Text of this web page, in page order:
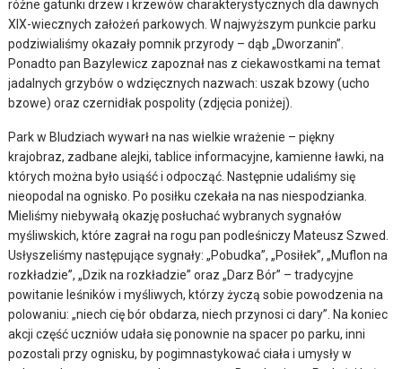
różne gatunki drzew i krzewów charakterystycznych dla dawnych
XIX-wiecznych założeń parkowych. W najwyższym punkcie parku
podziwialiśmy okazały pomnik przyrody – dąb „Dworzanin”.
Ponadto pan Bazylewicz zapoznał nas z ciekawostkami na temat
jadalnych grzybów o wdzięcznych nazwach: uszak bzowy (ucho
bzowe) oraz czernidłak pospolity (zdjęcia poniżej).
Park w Bludziach wywarł na nas wielkie wrażenie – piękny
krajobraz, zadbane alejki, tablice informacyjne, kamienne ławki, na
których można było usiąść i odpocząć. Następnie udaliśmy się
nieopodal na ognisko. Po posiłku czekała na nas niespodzianka.
Mieliśmy niebywałą okazję posłuchać wybranych sygnałów
myśliwskich, które zagrał na rogu pan podleśniczy Mateusz Szwed.
Usłyszeliśmy następujące sygnały: „Pobudka”, „Posiłek”, „Muflon na
rozkładzie”, „Dzik na rozkładzie” oraz „Darz Bór” – tradycyjne
powitanie leśników i myśliwych, którzy życzą sobie powodzenia na
polowaniu: „niech cię bór obdarza, niech przynosi ci dary”. Na koniec
akcji część uczniów udała się ponownie na spacer po parku, inni
pozostali przy ognisku, by pogimnastykować ciała i umysły w